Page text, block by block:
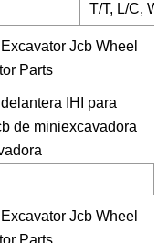
T/T, L/C,
IHI para
de miniexcavadora